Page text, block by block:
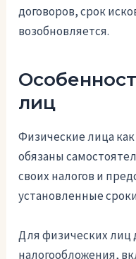
договоров, срок
возобновляется.
лиц
Физические лица
обязаны
своих налогов и
установленные
Для физических лиц
налогообложения,